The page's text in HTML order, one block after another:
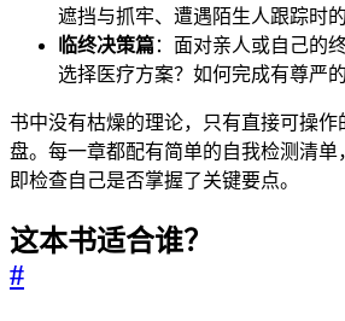
遮挡与抓牢、遭遇陌生人跟踪时的
临终决策篇：面对亲人或自己的
选择医疗方案？如何完成有尊严的
书中没有枯燥的理论，只有直接可操
盘。每一章都配有简单的自我检测清单
即检查自己是否掌握了关键要点。
这本书适合谁？
#